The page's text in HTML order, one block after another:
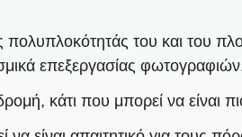
του και του
επεξεργασίας
κάτι που μπορεί να